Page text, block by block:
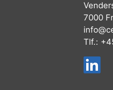
7000
Tlf.: